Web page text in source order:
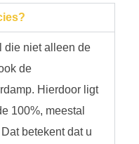
die niet alleen de
de
Hierdoor ligt
100%, meestal
betekent dat u